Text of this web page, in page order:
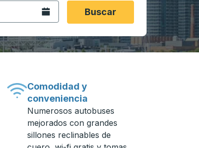
navegar hasta la ciudad de origen que
ubicación y luego use las teclas de flecha
Abra el calendario.Buscar
Comodidad y
conveniencia
Numerosos autobuses
mejorados con grandes
sillones reclinables de